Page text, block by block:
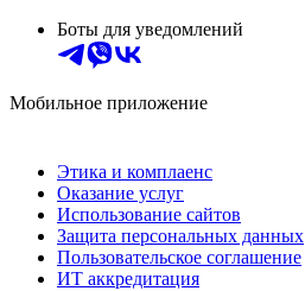
Боты для уведомлений
Мобильное приложение
Этика и комплаенс
Оказание услуг
Использование сайтов
Защита персональных данных
Пользовательское соглашение
ИТ аккредитация